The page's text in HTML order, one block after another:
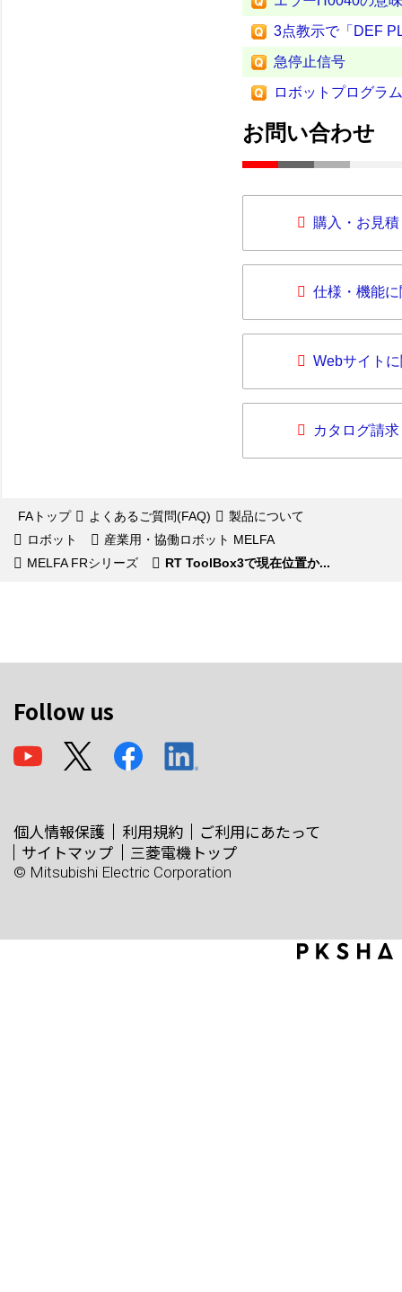
3点教示で「DEF
急停止信号
ロボットプログラ
お問い合わせ
購入・お見
仕様・機能
Webサイト
カタログ請求
FAトップ よくあるご質問(FAQ)
製品について
ロボット
産業用・協働ロボット MELFA
MELFA FRシリーズ
RT ToolBox3で現在位置か...
Follow us
個人情報保護 利用規約
ご利用にあたって
サイトマップ
三菱電機トップ
© Mitsubishi Electric Corporation